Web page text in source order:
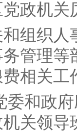
政机
织人
管理
相关
和政府
关领